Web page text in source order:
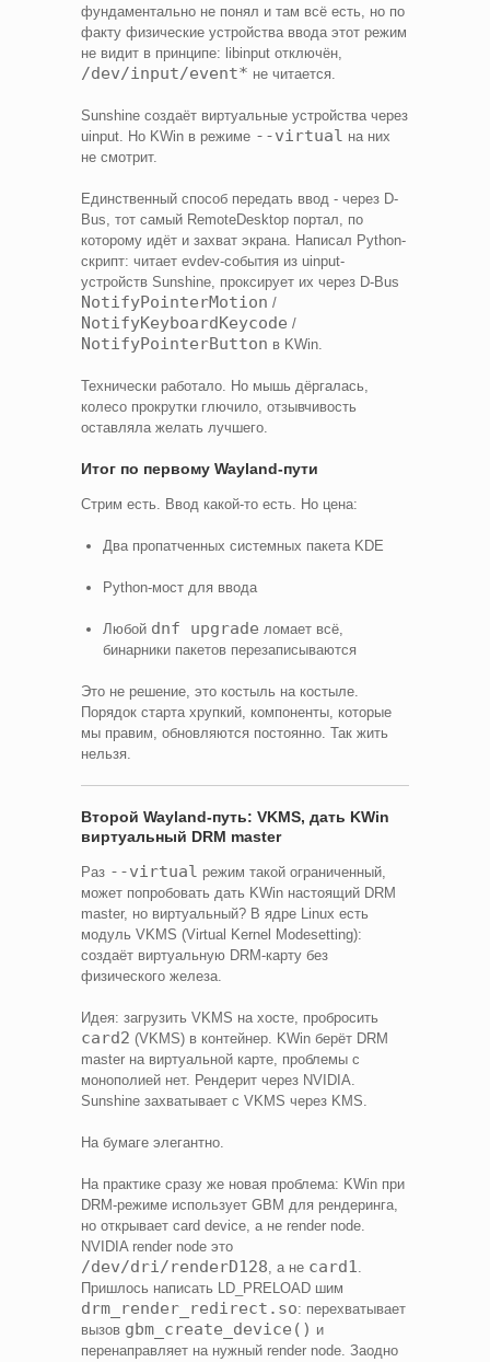
фундаментально не понял и там всё есть, но по
факту физические устройства ввода этот режим
не видит в принципе: libinput отключён,
/dev/input/event* не читается.
Sunshine создаёт виртуальные устройства через
uinput. Но KWin в режиме --virtual на них
не смотрит.
Единственный способ передать ввод - через D-
Bus, тот самый RemoteDesktop портал, по
которому идёт и захват экрана. Написал Python-
скрипт: читает evdev-события из uinput-
устройств Sunshine, проксирует их через D-Bus
NotifyPointerMotion /
NotifyKeyboardKeycode /
NotifyPointerButton в KWin.
Технически работало. Но мышь дёргалась,
колесо прокрутки глючило, отзывчивость
оставляла желать лучшего.
Итог по первому Wayland-пути
Стрим есть. Ввод какой-то есть. Но цена:
Два пропатченных системных пакета KDE
Python-мост для ввода
Любой dnf upgrade ломает всё,
бинарники пакетов перезаписываются
Это не решение, это костыль на костыле.
Порядок старта хрупкий, компоненты, которые
мы правим, обновляются постоянно. Так жить
нельзя.
Второй Wayland-путь: VKMS, дать KWin
виртуальный DRM master
Раз --virtual режим такой ограниченный,
может попробовать дать KWin настоящий DRM
master, но виртуальный? В ядре Linux есть
модуль VKMS (Virtual Kernel Modesetting):
создаёт виртуальную DRM-карту без
физического железа.
Идея: загрузить VKMS на хосте, пробросить
card2 (VKMS) в контейнер. KWin берёт DRM
master на виртуальной карте, проблемы с
монополией нет. Рендерит через NVIDIA.
Sunshine захватывает с VKMS через KMS.
На бумаге элегантно.
На практике сразу же новая проблема: KWin при
DRM-режиме использует GBM для рендеринга,
но открывает card device, а не render node.
NVIDIA render node это
/dev/dri/renderD128, а не card1.
Пришлось написать LD_PRELOAD шим
drm_render_redirect.so: перехватывает
вызов gbm_create_device() и
перенаправляет на нужный render node. Заодно